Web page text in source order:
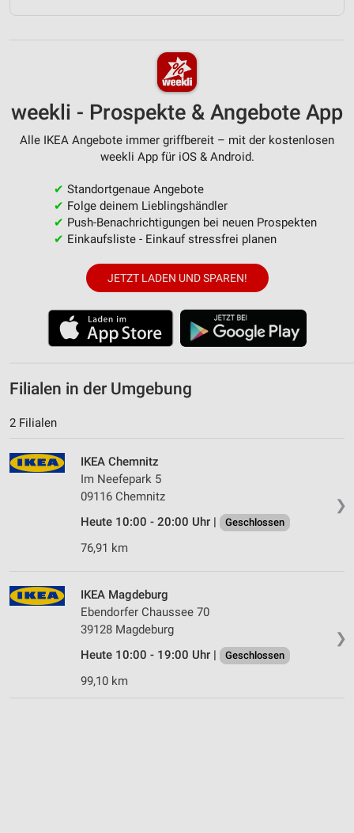
weekli - Prospekte & Angebote App
Alle IKEA Angebote immer griffbereit – mit der kostenlosen
weekli App für iOS & Android.
✔ Standortgenaue Angebote
✔ Folge deinem Lieblingshändler
✔ Push-Benachrichtigungen bei neuen Prospekten
✔ Einkaufsliste - Einkauf stressfrei planen
JETZT LADEN UND SPAREN!
Filialen in der Umgebung
2 Filialen
❯
IKEA Chemnitz
Im Neefepark 5
09116 Chemnitz
Heute 10:00 - 20:00 Uhr |
Geschlossen
76,91 km
❯
IKEA Magdeburg
Ebendorfer Chaussee 70
39128 Magdeburg
Heute 10:00 - 19:00 Uhr |
Geschlossen
99,10 km